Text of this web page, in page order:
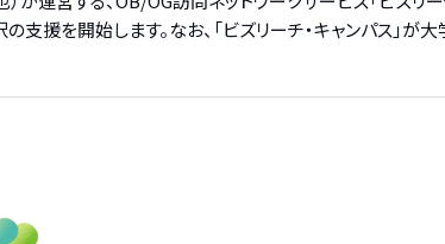
援を開始します。なお、「ビズリーチ・キャンパス」